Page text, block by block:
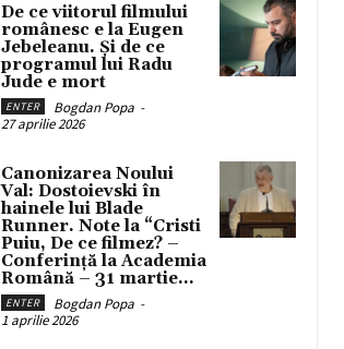
De ce viitorul filmului
românesc e la Eugen
Jebeleanu. Și de ce
programul lui Radu
Jude e mort
ENTER Bogdan Popa -
27 aprilie 2026
Canonizarea Noului
Val: Dostoievski în
hainele lui Blade
Runner. Note la “Cristi
Puiu, De ce filmez? –
Conferință la Academia
Română – 31 martie...
ENTER Bogdan Popa -
1 aprilie 2026